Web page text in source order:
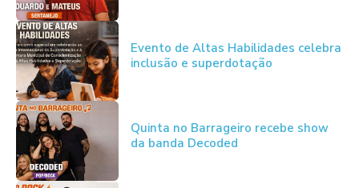
Evento de Altas Habilidades celebra
inclusão e superdotação
Quinta no Barrageiro recebe show
da banda Decoded